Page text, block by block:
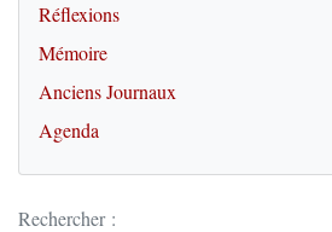
Réflexions
Mémoire
Anciens Journaux
Agenda
Rechercher :